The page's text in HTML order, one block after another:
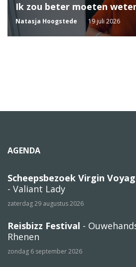
Ik zou beter moeten
Natasja Hoogstede 19 juli 2026
AGENDA
Scheepsbezoek Virgin
- Valiant Lady
zaterdag 29 augustus 2026
Reisbizz Festival -
Rhenen
zondag 6 september 2026